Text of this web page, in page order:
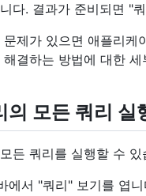
다. 결과가 준비되면 "
제가 있으면 애플리케
결하는 방법에 대한
의 모든 쿼리 실
든 쿼리를 실행할 수 있
에서 "쿼리" 보기를 엽니